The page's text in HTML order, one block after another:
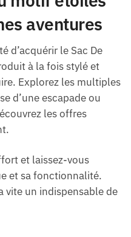
aventures
d’acquérir le Sac De
à la fois stylé et
Explorez les multiples
d’une escapade ou
les offres
et laissez-vous
et sa fonctionnalité.
vite un indispensable de